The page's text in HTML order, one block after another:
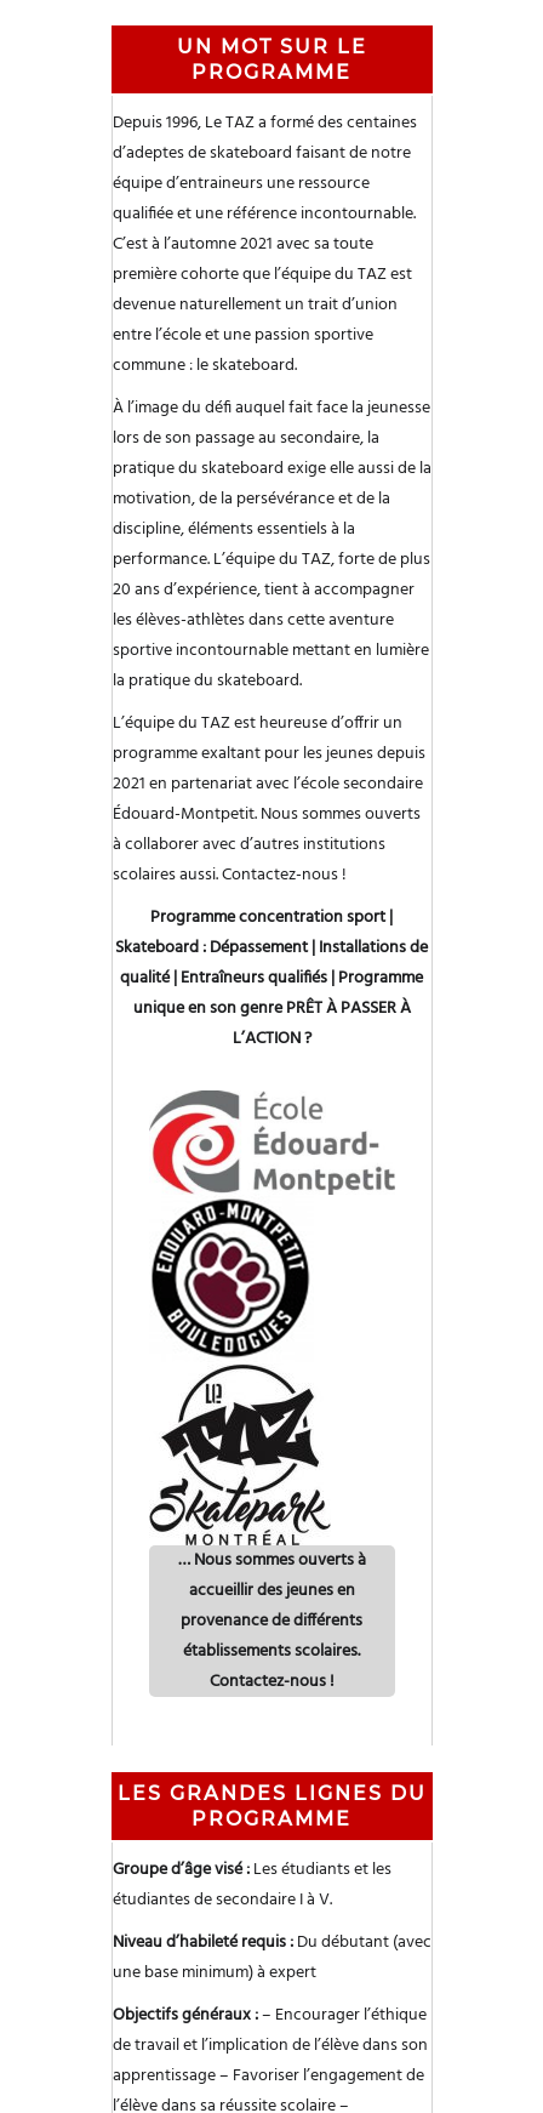
UN MOT SUR LE
PROGRAMME
Depuis 1996, Le TAZ a formé des centaines
d’adeptes de skateboard faisant de notre
équipe d’entraineurs une ressource
qualifiée et une référence incontournable.
C’est à l’automne 2021 avec sa toute
première cohorte que l’équipe du TAZ est
devenue naturellement un trait d’union
entre l’école et une passion sportive
commune : le skateboard.
À l’image du défi auquel fait face la jeunesse
lors de son passage au secondaire, la
pratique du skateboard exige elle aussi de la
motivation, de la persévérance et de la
discipline, éléments essentiels à la
performance. L’équipe du TAZ, forte de plus
20 ans d’expérience, tient à accompagner
les élèves-athlètes dans cette aventure
sportive incontournable mettant en lumière
la pratique du skateboard.
L’équipe du TAZ est heureuse d’offrir un
programme exaltant pour les jeunes depuis
2021 en partenariat avec l’école secondaire
Édouard-Montpetit. Nous sommes ouverts
à collaborer avec d’autres institutions
scolaires aussi. Contactez-nous !
Programme concentration sport |
Skateboard :Dépassement | Installations de
qualité | Entraîneurs qualifiés | Programme
unique en son genrePRÊT À PASSER À
L’ACTION ?
…Nous sommes ouverts à
accueillir des jeunes en
provenance de différents
établissements scolaires.
Contactez-nous !
LES GRANDES LIGNES DU
PROGRAMME
Groupe d’âge visé :Les étudiants et les
étudiantes de secondaire I à V.
Niveau d’habileté requis :Du débutant (avec
une base minimum) à expert
Objectifs généraux :– Encourager l’éthique
de travail et l’implication de l’élève dans son
apprentissage– Favoriser l’engagement de
l’élève dans sa réussite scolaire–